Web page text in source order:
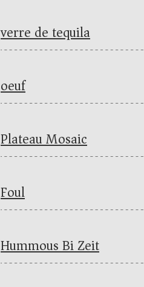
verre de tequila
oeuf
Plateau Mosaic
Foul
Hummous Bi Zeit